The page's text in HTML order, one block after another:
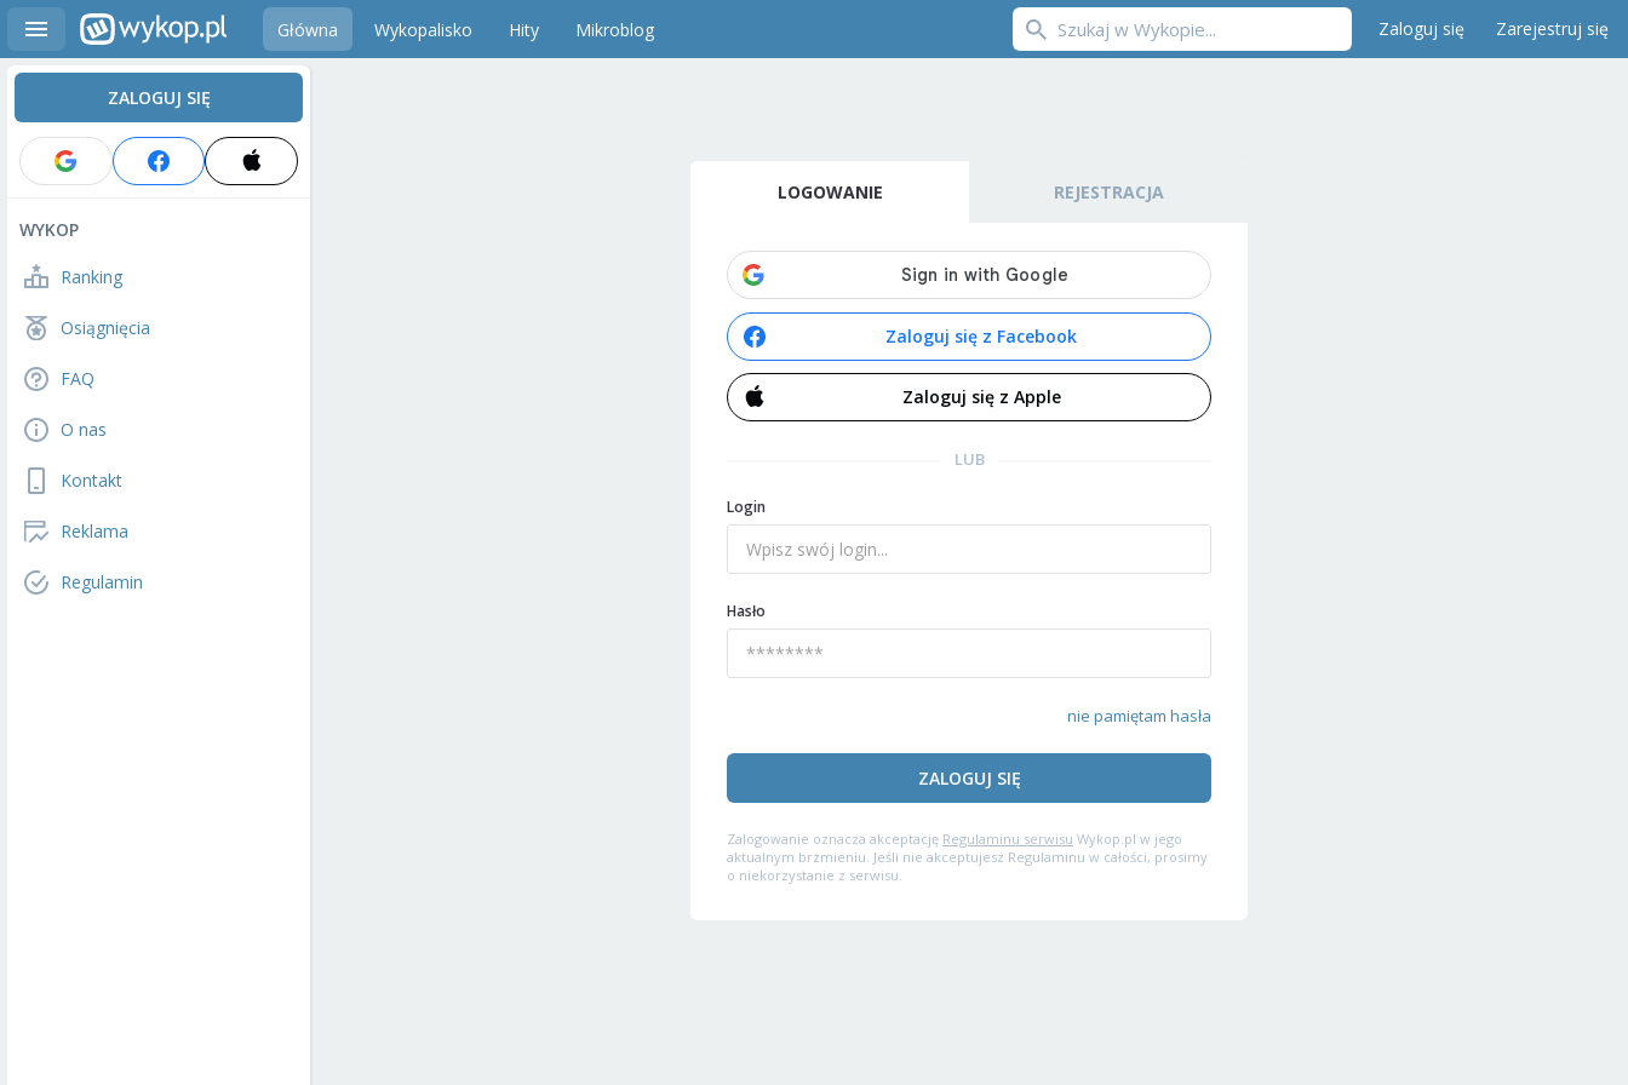
Główna Wykopalisko Hity Mikroblog Zaloguj się Zarejestruj się
ZALOGUJ SIĘ
WYKOP
Ranking
Osiągnięcia
FAQ
O nas
Kontakt
Reklama
Regulamin
LOGOWANIE REJESTRACJA
Zaloguj się z Facebook
Zaloguj się z Apple
LUB
Login
Hasło
nie pamiętam hasła
ZALOGUJ SIĘ
Zalogowanie oznacza akceptację Regulaminu serwisu Wykop.pl w jego
aktualnym brzmieniu. Jeśli nie akceptujesz Regulaminu w całości, prosimy
o niekorzystanie z serwisu.